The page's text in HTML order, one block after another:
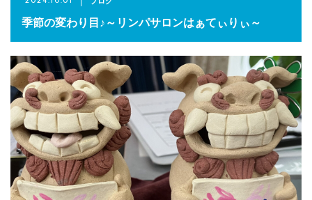
季節の変わり目♪～リンパサロンはぁてぃりぃ～